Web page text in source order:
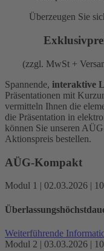
Überzeugen Sie
(zzgl. MwSt +
Spannende, interaktive
Präsentationen mit
vermitteln Ihnen die
die Präsentation in
können Sie unseren
Aktionspreis bestellen.
AÜG-Kompakt
Modul 1 | 02.03.2026 |
Weiterführende
Modul 2 | 03.03.2026 |